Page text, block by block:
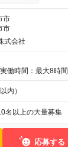
市
市
式会社
働時間：最大8時
月23日 短期勤務
(勤務日数応相談)
トあり
内）
名以上の大量募集
応募する